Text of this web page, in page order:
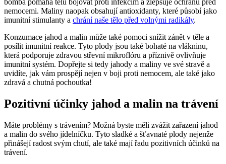
bomba pomáhá tělu bojovat proti infekcím a zlepšuje ochranu před
nemocemi. Maliny naopak obsahují antioxidanty, které působí jako
imunitní stimulanty a chrání naše tělo před volnými radikály.
Konzumace jahod a malin může také pomoci snížit zánět v těle a
posílit imunitní reakce. Tyto plody jsou také bohaté na vlákninu,
která podporuje zdravou střevní mikroflóru a příznivě ovlivňuje
imunitní systém. Dopřejte si tedy jahody a maliny ve své stravě a
uvidíte, jak vám prospějí nejen v boji proti nemocem, ale také jako
zdravá a chutná pochoutka!
Pozitivní účinky jahod a malin na trávení
Máte problémy s trávením? Možná byste měli zvážit zařazení jahod
a malin do svého jídelníčku. Tyto sladké a šťavnaté plody nejenže
přinášejí radost svým chutí, ale také mají řadu pozitivních účinků na
trávení.